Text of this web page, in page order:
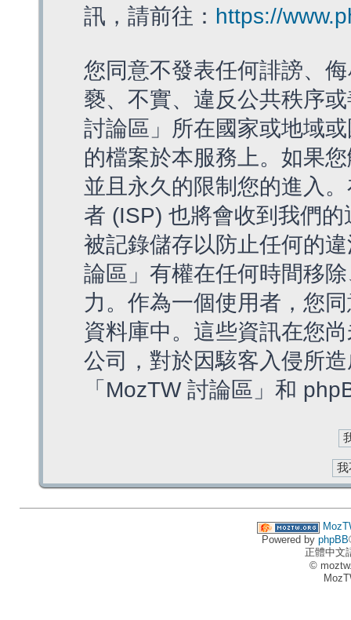
訊，請前往： https://
您同意不發表任何誹謗、
褻、不實、違反公共秩序
討論區」所在國家或地域
的檔案於本服務上。如果
並且永久的限制您的進入
者 (ISP) 也將會收到我們
被記錄儲存以防止任何的
論區」有權在任何時間移
力。作為一個使用者，您
資料庫中。這些資訊在您
公司，對於因駭客入侵所
「MozTW 討論區」和
Powered by phpBB
正體中文
©